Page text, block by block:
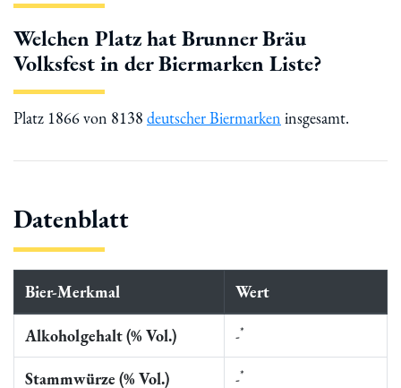
Welchen Platz hat Brunner Bräu
Volksfest in der Biermarken Liste?
Platz 1866 von 8138 deutscher Biermarken insgesamt.
Datenblatt
Bier-Merkmal Wert
Alkoholgehalt (% Vol.) -*
Stammwürze (% Vol.) -*